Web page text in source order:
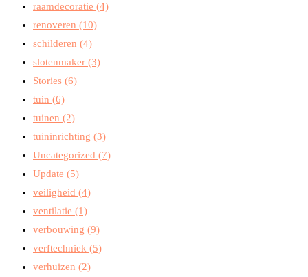
raamdecoratie (4)
renoveren (10)
schilderen (4)
slotenmaker (3)
Stories (6)
tuin (6)
tuinen (2)
tuininrichting (3)
Uncategorized (7)
Update (5)
veiligheid (4)
ventilatie (1)
verbouwing (9)
verftechniek (5)
verhuizen (2)